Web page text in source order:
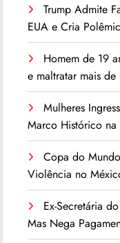
Trump Admite
EUA e Cria
Homem de 19
e maltratar mais
Mulheres
Marco Histórico na
Copa do
Violência no
Ex-Secretária
Mas Nega